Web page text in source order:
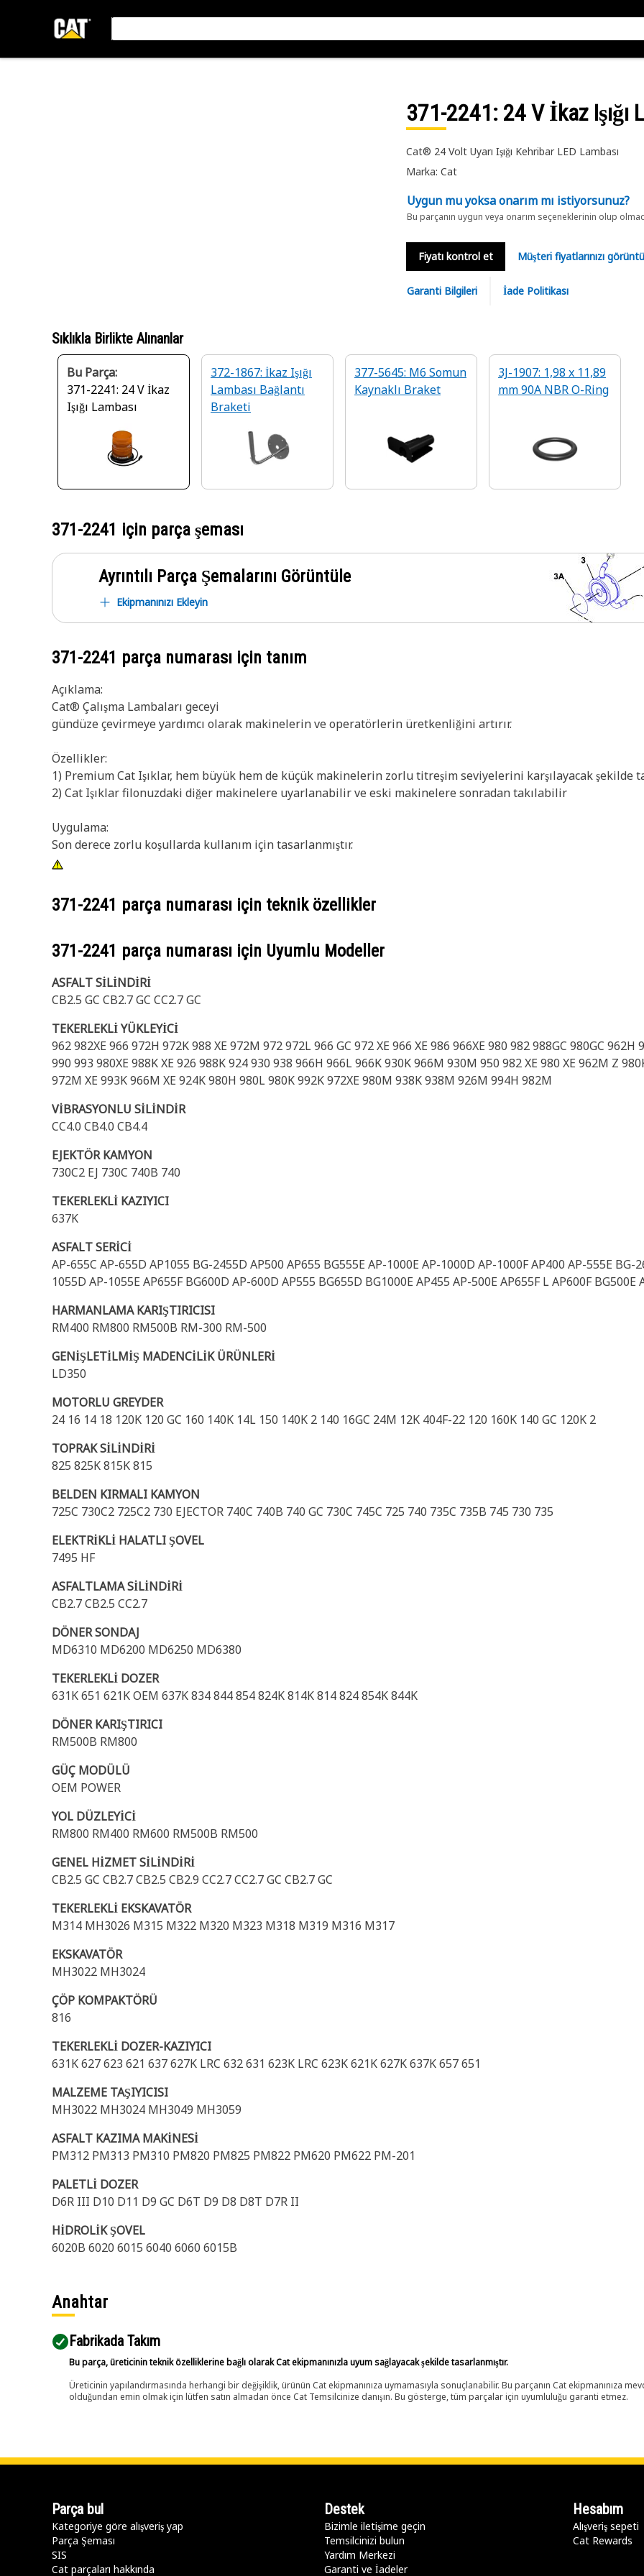
371-2241: 24 V İkaz Işığı
Cat® 24 Volt Uyarı Işığı Kehribar LED Lambası
Marka: Cat
Uygun mu yoksa onarım mı istiyorsunuz?
Bu parçanın uygun veya onarım seçeneklerinin olup
Fiyatı kontrol et Müşteri fiyatlarınızı
Garanti Bilgileri İade Politikası
Sıklıkla Birlikte Alınanlar
Bu Parça:
371-2241: 24 V İkaz
Işığı Lambası
372-1867: İkaz Işığı
Lambası Bağlantı
Braketi
377-5645: M6 Somun
Kaynaklı Braket
3J-1907: 1,98 x 11,89
mm 90A NBR O-Ring
371-2241 için parça şeması
Ayrıntılı Parça Şemalarını Görüntüle
Ekipmanınızı Ekleyin
371-2241 parça numarası için tanım
Açıklama:
Cat® Çalışma Lambaları geceyi
gündüze çevirmeye yardımcı olarak makinelerin ve operatörlerin üretkenliğini artırır.
Özellikler:
1) Premium Cat Işıklar, hem büyük hem de küçük makinelerin zorlu titreşim seviyelerini karşılayacak şekilde
2) Cat Işıklar filonuzdaki diğer makinelere uyarlanabilir ve eski makinelere sonradan takılabilir
Uygulama:
Son derece zorlu koşullarda kullanım için tasarlanmıştır.
371-2241 parça numarası için teknik özellikler
371-2241 parça numarası için Uyumlu Modeller
ASFALT SİLİNDİRİ
CB2.5 GC CB2.7 GC CC2.7 GC
TEKERLEKLİ YÜKLEYİCİ
962 982XE 966 972H 972K 988 XE 972M 972 972L 966 GC 972 XE 966 XE 986 966XE 980 982 988GC 980GC
990 993 980XE 988K XE 926 988K 924 930 938 966H 966L 966K 930K 966M 930M 950 982 XE 980 XE 962M Z
972M XE 993K 966M XE 924K 980H 980L 980K 992K 972XE 980M 938K 938M 926M 994H 982M
VİBRASYONLU SİLİNDİR
CC4.0 CB4.0 CB4.4
EJEKTÖR KAMYON
730C2 EJ 730C 740B 740
TEKERLEKLİ KAZIYICI
637K
ASFALT SERİCİ
AP-655C AP-655D AP1055 BG-2455D AP500 AP655 BG555E AP-1000E AP-1000D AP-1000F AP400 AP-555E BG-
1055D AP-1055E AP655F BG600D AP-600D AP555 BG655D BG1000E AP455 AP-500E AP655F L AP600F BG500E
HARMANLAMA KARIŞTIRICISI
RM400 RM800 RM500B RM-300 RM-500
GENİŞLETİLMİŞ MADENCİLİK ÜRÜNLERİ
LD350
MOTORLU GREYDER
24 16 14 18 120K 120 GC 160 140K 14L 150 140K 2 140 16GC 24M 12K 404F-22 120 160K 140 GC 120K 2
TOPRAK SİLİNDİRİ
825 825K 815K 815
BELDEN KIRMALI KAMYON
725C 730C2 725C2 730 EJECTOR 740C 740B 740 GC 730C 745C 725 740 735C 735B 745 730 735
ELEKTRİKLİ HALATLI ŞOVEL
7495 HF
ASFALTLAMA SİLİNDİRİ
CB2.7 CB2.5 CC2.7
DÖNER SONDAJ
MD6310 MD6200 MD6250 MD6380
TEKERLEKLİ DOZER
631K 651 621K OEM 637K 834 844 854 824K 814K 814 824 854K 844K
DÖNER KARIŞTIRICI
RM500B RM800
GÜÇ MODÜLÜ
OEM POWER
YOL DÜZLEYİCİ
RM800 RM400 RM600 RM500B RM500
GENEL HİZMET SİLİNDİRİ
CB2.5 GC CB2.7 CB2.5 CB2.9 CC2.7 CC2.7 GC CB2.7 GC
TEKERLEKLİ EKSKAVATÖR
M314 MH3026 M315 M322 M320 M323 M318 M319 M316 M317
EKSKAVATÖR
MH3022 MH3024
ÇÖP KOMPAKTÖRÜ
816
TEKERLEKLİ DOZER-KAZIYICI
631K 627 623 621 637 627K LRC 632 631 623K LRC 623K 621K 627K 637K 657 651
MALZEME TAŞIYICISI
MH3022 MH3024 MH3049 MH3059
ASFALT KAZIMA MAKİNESİ
PM312 PM313 PM310 PM820 PM825 PM822 PM620 PM622 PM-201
PALETLİ DOZER
D6R III D10 D11 D9 GC D6T D9 D8 D8T D7R II
HİDROLİK ŞOVEL
6020B 6020 6015 6040 6060 6015B
Anahtar
Fabrikada Takım
Bu parça, üreticinin teknik özelliklerine bağlı olarak Cat ekipmanınızla uyum sağlayacak şekilde tasarlanmıştır.
Üreticinin yapılandırmasında herhangi bir değişiklik, ürünün Cat ekipmanınıza uymamasıyla sonuçlanabilir. Bu parçanın Cat ekipmanınıza
olduğundan emin olmak için lütfen satın almadan önce Cat Temsilcinize danışın. Bu gösterge, tüm parçalar için uyumluluğu garanti etmez.
Parça bul
Kategoriye göre alışveriş yap
Parça Şeması
SIS
Cat parçaları hakkında
Destek
Bizimle iletişime geçin
Temsilcinizi bulun
Yardım Merkezi
Garanti ve İadeler
Hesabım
Alışveriş sepeti
Cat Rewards